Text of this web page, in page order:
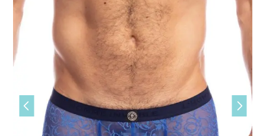
Vorige
slide
slide